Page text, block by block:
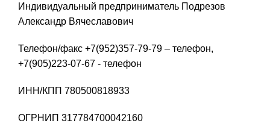
Индивидуальный предприниматель Подрезов
Александр Вячеславович
Телефон/факс +7(952)357-79-79 – телефон,
+7(905)223-07-67 - телефон
ИНН/КПП 780500818933
ОГРНИП 317784700042160